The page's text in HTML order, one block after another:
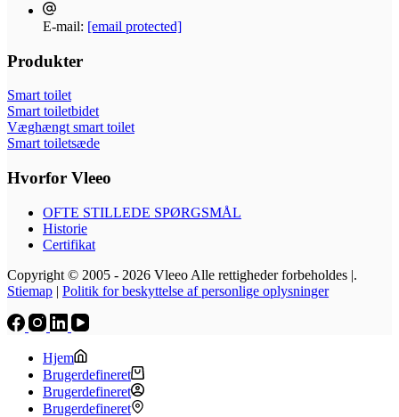
E-mail: [email protected]
Produkter
Smart toilet
Smart toiletbidet
Væghængt smart toilet
Smart toiletsæde
Hvorfor Vleeo
OFTE STILLEDE SPØRGSMÅL
Historie
Certifikat
Copyright © 2005 - 2026 Vleeo Alle rettigheder forbeholdes |.
Stiemap | Politik for beskyttelse af personlige oplysninger
Hjem
Brugerdefineret
Brugerdefineret
Brugerdefineret